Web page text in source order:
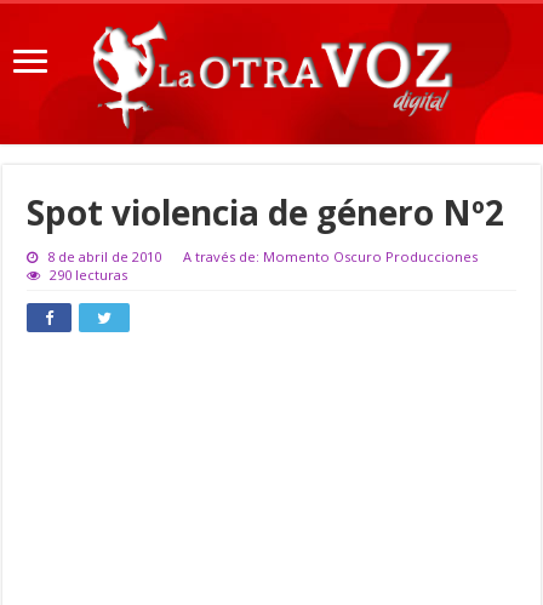
Spot violencia de género Nº2
8 de abril de 2010
A través de: Momento Oscuro Producciones
290 lecturas